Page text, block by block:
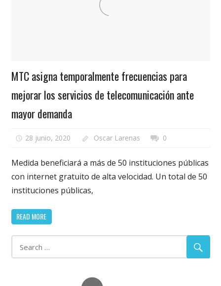
MTC asigna temporalmente frecuencias para
mejorar los servicios de telecomunicación ante
mayor demanda
28 junio, 2020 Oscar Larenas 0
Medida beneficiará a más de 50 instituciones públicas
con internet gratuito de alta velocidad. Un total de 50
instituciones públicas,
READ MORE